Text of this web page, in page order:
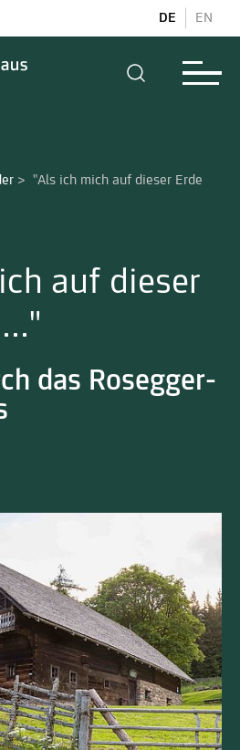
DE EN
> "Als ich mich auf dieser Erde
auf dieser
das Rosegger-